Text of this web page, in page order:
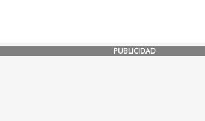
PUBLICIDAD